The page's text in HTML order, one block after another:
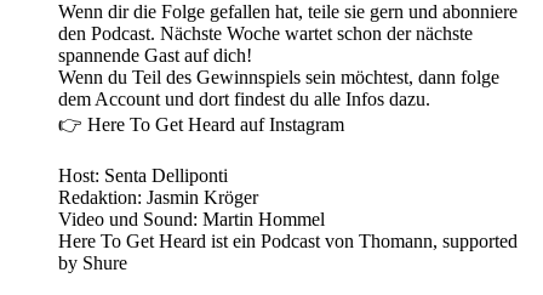
Wenn dir die Folge gefallen hat, teile sie gern und abonniere
den Podcast. Nächste Woche wartet schon der nächste
spannende Gast auf dich!
Wenn du Teil des Gewinnspiels sein möchtest, dann folge
dem Account und dort findest du alle Infos dazu.
👉 Here To Get Heard auf Instagram
Host: Senta Delliponti
Redaktion: Jasmin Kröger
Video und Sound: Martin Hommel
Here To Get Heard ist ein Podcast von Thomann, supported
by Shure